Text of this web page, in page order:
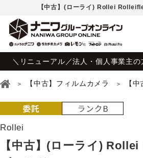
【中古】(ローライ) Rollei
＼リニューアル／法人・個人事業主の
【中古】フィルムカメラ 【
Rollei
【中古】(ローライ)